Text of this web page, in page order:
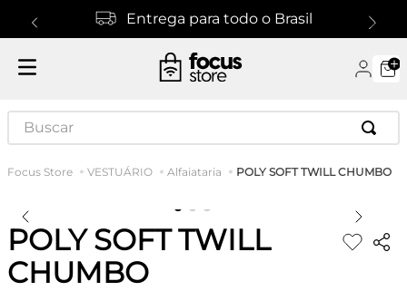
Entrega para todo o Brasil
Buscar
VESTUÁRIO Alfaiataria POLY SOFT TWILL CHUMBO
POLY SOFT TWILL
CHUMBO